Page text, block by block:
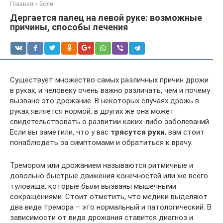
Главная » Боли
Дергается палец на левой руке: возможные
причины, способы лечения
Существует множество самых различных причин дрожи
в руках, и человеку очень важно различать, чем и почему
вызвано это дрожание. В некоторых случаях дрожь в
руках является нормой, в других же она может
свидетельствовать о развитии каких-либо заболеваний.
Если вы заметили, что у вас трясутся руки, вам стоит
понаблюдать за симптомами и обратиться к врачу.
Тремором или дрожанием называются ритмичные и
довольно быстрые движения конечностей или же всего
туловища, которые были вызваны мышечными
сокращениями. Стоит отметить, что медики выделяют
два вида тремора – это нормальный и патологический. В
зависимости от вида дрожания ставится диагноз и